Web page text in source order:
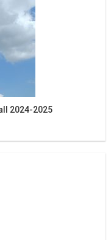
2024-2025